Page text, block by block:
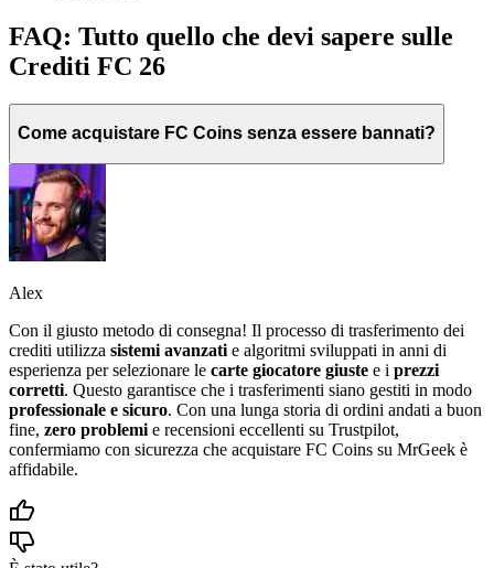
FAQ: Tutto quello che devi sapere sulle
Crediti FC 26
Come acquistare FC Coins senza essere bannati?
Alex
Con il giusto metodo di consegna! Il processo di trasferimento dei
crediti utilizza sistemi avanzati e algoritmi sviluppati in anni di
esperienza per selezionare le carte giocatore giuste e i prezzi
corretti. Questo garantisce che i trasferimenti siano gestiti in modo
professionale e sicuro. Con una lunga storia di ordini andati a buon
fine, zero problemi e recensioni eccellenti su Trustpilot,
confermiamo con sicurezza che acquistare FC Coins su MrGeek è
affidabile.